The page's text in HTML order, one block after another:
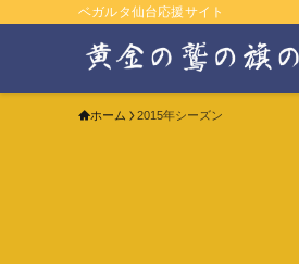
ベガルタ仙台応援サイト
ホーム 2015年シーズン